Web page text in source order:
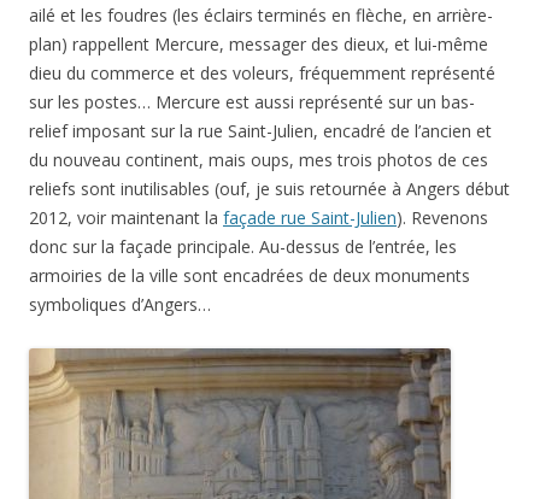
ailé et les foudres (les éclairs terminés en flèche, en arrière-
plan) rappellent Mercure, messager des dieux, et lui-même
dieu du commerce et des voleurs, fréquemment représenté
sur les postes… Mercure est aussi représenté sur un bas-
relief imposant sur la rue Saint-Julien, encadré de l’ancien et
du nouveau continent, mais oups, mes trois photos de ces
reliefs sont inutilisables (ouf, je suis retournée à Angers début
2012, voir maintenant la façade rue Saint-Julien). Revenons
donc sur la façade principale. Au-dessus de l’entrée, les
armoiries de la ville sont encadrées de deux monuments
symboliques d’Angers…